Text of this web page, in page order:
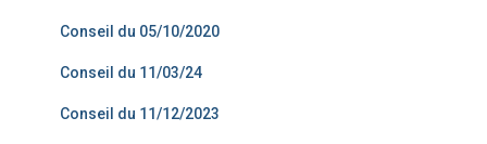
Conseil du 05/10/2020
Conseil du 11/03/24
Conseil du 11/12/2023